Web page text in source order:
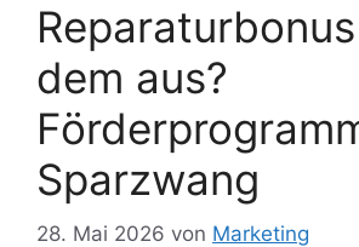
dem aus?
Sparzwang
28. Mai 2026 von Marketing